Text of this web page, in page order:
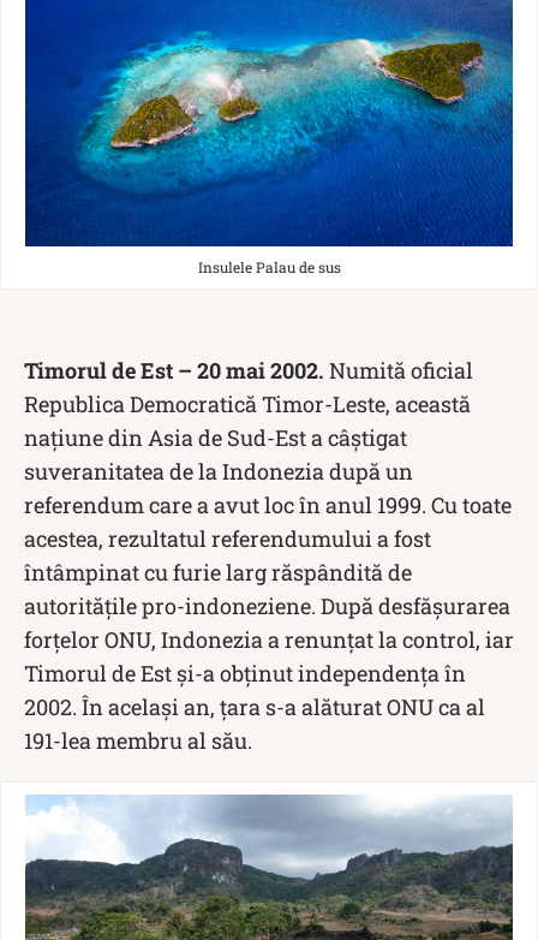
Insulele Palau de sus
Timorul de Est – 20 mai 2002. Numită oficial
Republica Democratică Timor-Leste, această
națiune din Asia de Sud-Est a câștigat
suveranitatea de la Indonezia după un
referendum care a avut loc în anul 1999. Cu toate
acestea, rezultatul referendumului a fost
întâmpinat cu furie larg răspândită de
autoritățile pro-indoneziene. După desfășurarea
forțelor ONU, Indonezia a renunțat la control, iar
Timorul de Est și-a obținut independența în
2002. În același an, țara s-a alăturat ONU ca al
191-lea membru al său.